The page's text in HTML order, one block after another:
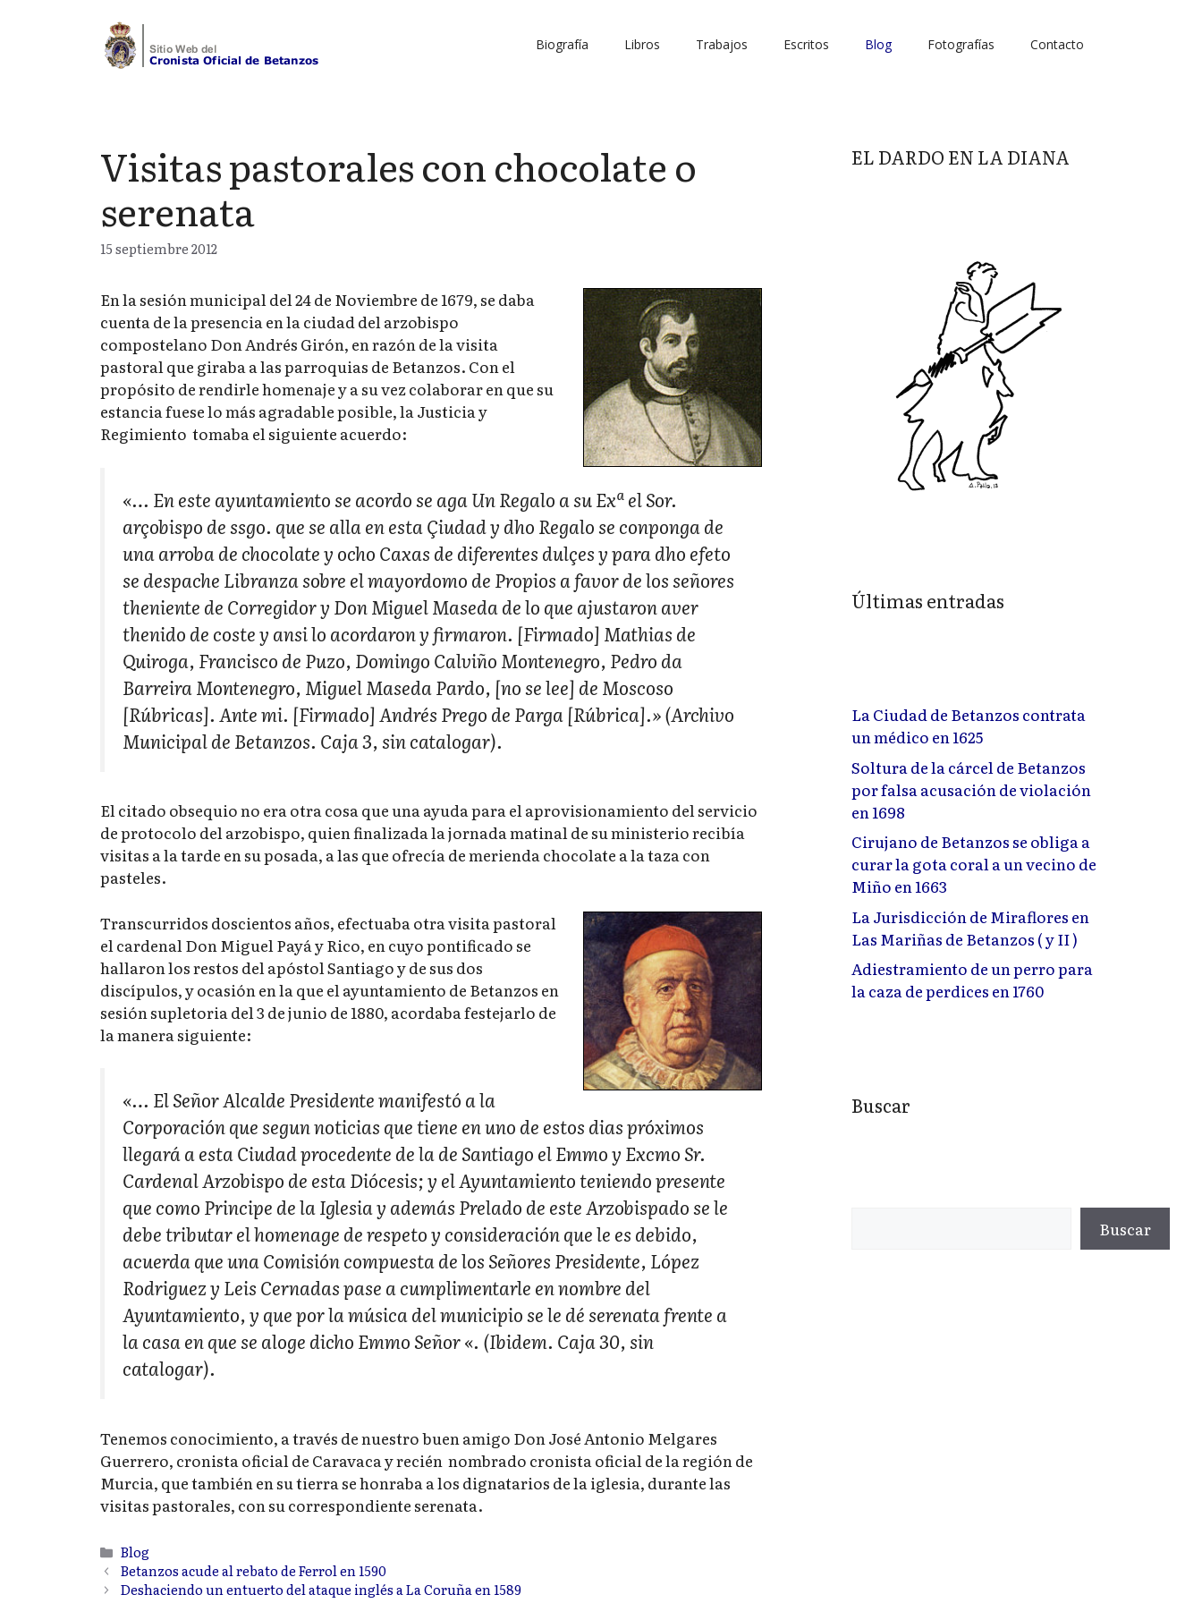
Biografía Libros Trabajos Escritos Blog Fotografías Contacto
Visitas pastorales con chocolate o
serenata
15 septiembre 2012
En la sesión municipal del 24 de Noviembre de 1679, se daba
cuenta de la presencia en la ciudad del arzobispo
compostelano Don Andrés Girón, en razón de la visita
pastoral que giraba a las parroquias de Betanzos. Con el
propósito de rendirle homenaje y a su vez colaborar en que su
estancia fuese lo más agradable posible, la Justicia y
Regimiento tomaba el siguiente acuerdo:
«… En este ayuntamiento se acordo se aga Un Regalo a su Exª el Sor.
arçobispo de ssgo. que se alla en esta Çiudad y dho Regalo se conponga de
una arroba de chocolate y ocho Caxas de diferentes dulçes y para dho efeto
se despache Libranza sobre el mayordomo de Propios a favor de los señores
theniente de Corregidor y Don Miguel Maseda de lo que ajustaron aver
thenido de coste y ansi lo acordaron y firmaron. [Firmado] Mathias de
Quiroga, Francisco de Puzo, Domingo Calviño Montenegro, Pedro da
Barreira Montenegro, Miguel Maseda Pardo, [no se lee] de Moscoso
[Rúbricas]. Ante mi. [Firmado] Andrés Prego de Parga [Rúbrica].» (Archivo
Municipal de Betanzos. Caja 3, sin catalogar).
El citado obsequio no era otra cosa que una ayuda para el aprovisionamiento del servicio
de protocolo del arzobispo, quien finalizada la jornada matinal de su ministerio recibía
visitas a la tarde en su posada, a las que ofrecía de merienda chocolate a la taza con
pasteles.
Transcurridos doscientos años, efectuaba otra visita pastoral
el cardenal Don Miguel Payá y Rico, en cuyo pontificado se
hallaron los restos del apóstol Santiago y de sus dos
discípulos, y ocasión en la que el ayuntamiento de Betanzos en
sesión supletoria del 3 de junio de 1880, acordaba festejarlo de
la manera siguiente:
«… El Señor Alcalde Presidente manifestó a la
Corporación que segun noticias que tiene en uno de estos dias próximos
llegará a esta Ciudad procedente de la de Santiago el Emmo y Excmo Sr.
Cardenal Arzobispo de esta Diócesis; y el Ayuntamiento teniendo presente
que como Principe de la Iglesia y además Prelado de este Arzobispado se le
debe tributar el homenage de respeto y consideración que le es debido,
acuerda que una Comisión compuesta de los Señores Presidente, López
Rodriguez y Leis Cernadas pase a cumplimentarle en nombre del
Ayuntamiento, y que por la música del municipio se le dé serenata frente a
la casa en que se aloge dicho Emmo Señor «. (Ibidem. Caja 30, sin
catalogar).
Tenemos conocimiento, a través de nuestro buen amigo Don José Antonio Melgares
Guerrero, cronista oficial de Caravaca y recién nombrado cronista oficial de la región de
Murcia, que también en su tierra se honraba a los dignatarios de la iglesia, durante las
visitas pastorales, con su correspondiente serenata.
Categorías
Blog
Betanzos acude al rebato de Ferrol en 1590
Deshaciendo un entuerto del ataque inglés a La Coruña en 1589
EL DARDO EN LA DIANA
Últimas entradas
La Ciudad de Betanzos contrata
un médico en 1625
Soltura de la cárcel de Betanzos
por falsa acusación de violación
en 1698
Cirujano de Betanzos se obliga a
curar la gota coral a un vecino de
Miño en 1663
La Jurisdicción de Miraflores en
Las Mariñas de Betanzos ( y II )
Adiestramiento de un perro para
la caza de perdices en 1760
Buscar
Buscar